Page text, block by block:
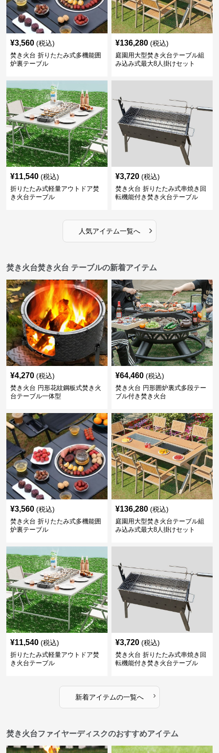
¥3,560 (税込)
焚き火台 折りたたみ式多機能囲
炉裏テーブル
¥136,280 (税込)
庭園用大型焚き火台テーブル組
み込み式最大8人掛けセット
¥11,540 (税込)
折りたたみ式軽量アウトドア焚
き火台テーブル
¥3,720 (税込)
焚き火台 折りたたみ式串焼き回
転機能付き焚き火台テーブル
人気アイテム一覧へ ›
焚き火台焚き火台 テーブルの新着アイテム
¥4,270 (税込)
焚き火台 円形花紋鋼板式焚き火
台テーブル一体型
¥64,460 (税込)
焚き火台 円形囲炉裏式多段テー
ブル付き焚き火台
¥3,560 (税込)
焚き火台 折りたたみ式多機能囲
炉裏テーブル
¥136,280 (税込)
庭園用大型焚き火台テーブル組
み込み式最大8人掛けセット
¥11,540 (税込)
折りたたみ式軽量アウトドア焚
き火台テーブル
¥3,720 (税込)
焚き火台 折りたたみ式串焼き回
転機能付き焚き火台テーブル
新着アイテムの一覧へ ›
焚き火台ファイヤーディスクのおすすめアイテム